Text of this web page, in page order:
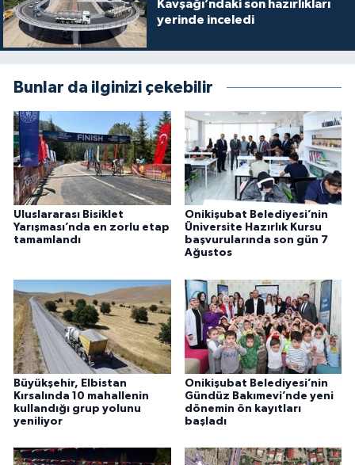
Kavşağı’ndaki son hazırlıkları
yerinde inceledi
Bunlar da ilginizi çekebilir
Uluslararası Bisiklet
Yarışması’nda en zorlu etap
tamamlandı
Onikişubat Belediyesi’nin
Üniversite Hazırlık Kursu
başvurularında son gün 7
Ağustos
Büyükşehir, Elbistan
Kırsalında 10 mahallenin
kullandığı grup yolunu
yeniliyor
Onikişubat Belediyesi’nin
Gündüz Bakımevi’nde yeni
dönemin ön kayıtları
başladı